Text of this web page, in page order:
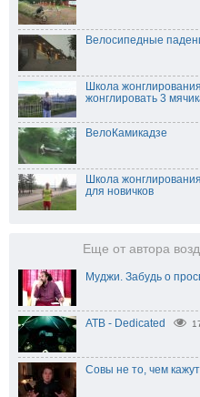
Велосипедные
Школа
жонглировать 3
ВелоКамикадзе
Школа
для новичков
Еще от автора
Муджи. Забудь о
ATB - Dedicated
Совы не то, чем